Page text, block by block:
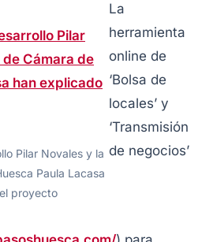
Pilar Novales y la
Paula Lacasa
proyecto
La
herramienta
online de
‘Bolsa de
locales’ y
‘Transmisión
de negocios’